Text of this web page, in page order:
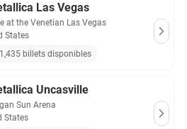
Las Vegas
at the Venetian Las Vegas
States
1,435 billets disponibles
Uncasville
Sun Arena
States